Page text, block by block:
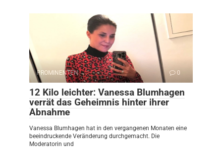
PROMINENTEN 0
12 Kilo leichter: Vanessa Blumhagen
verrät das Geheimnis hinter ihrer
Abnahme
Vanessa Blumhagen hat in den vergangenen Monaten eine
beeindruckende Veränderung durchgemacht. Die
Moderatorin und